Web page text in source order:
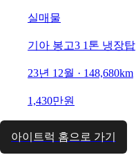
실매물
기아 봉고3 1톤 냉장탑
23년 12월 · 148,680km
1,430만원
아이트럭 홈으로 가기